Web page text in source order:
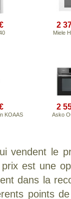
2
Miele
KOAAS
2
Asko
vendent le
est une
dans la
points